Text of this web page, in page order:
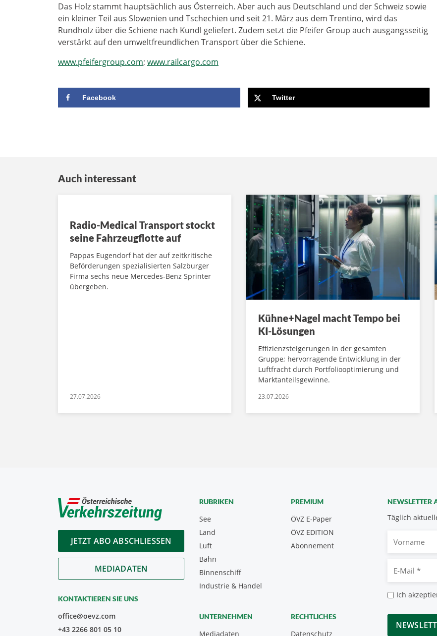
Das Holz stammt hauptsächlich aus Österreich. Aber auch aus Deutschland und der Schweiz sowie
ein kleiner Teil aus Slowenien und Tschechien und seit 21. März aus dem Trentino, wird das
Rundholz über die Schiene nach Kundl geliefert. Zudem setzt die Pfeifer Group auch ausgangsseitig
verstärkt auf den umweltfreundlichen Transport über die Schiene.
www.pfeifergroup.com; www.railcargo.com
Facebook Twitter
Auch interessant
Radio-Medical Transport stockt
seine Fahrzeugflotte auf
Pappas Eugendorf hat der auf zeitkritische
Beförderungen spezialisierten Salzburger
Firma sechs neue Mercedes-Benz Sprinter
übergeben.
27.07.2026
Kühne+Nagel macht Tempo bei
KI-Lösungen
Effizienzsteigerungen in der gesamten
Gruppe; hervorragende Entwicklung in der
Luftfracht durch Portfoliooptimierung und
Marktanteilsgewinne.
23.07.2026
JETZT ABO ABSCHLIESSEN
MEDIADATEN
KONTAKTIEREN SIE UNS
office@oevz.com
+43 2266 801 05 10
NEWSLETTER
Täglich
Mail
Ich
CAPTCHA
RUBRIKEN
See
Land
Luft
Bahn
Binnenschiff
Industrie & Handel
PREMIUM
ÖVZ E-Paper
Abonnement
ÖVZ EDITION
UNTERNEHMEN
Mediadaten
RECHTLICHES
Datenschutz